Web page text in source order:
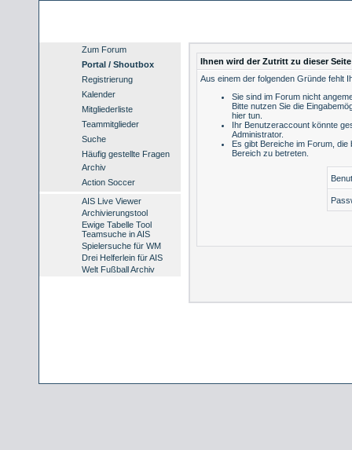
Zum Forum
Portal / Shoutbox
Registrierung
Kalender
Mitgliederliste
Teammitglieder
Suche
Häufig gestellte Fragen
Archiv
Action Soccer
AIS Live Viewer
Archivierungstool
Ewige Tabelle Tool
Teamsuche in AIS
Spielersuche für WM
Drei Helferlein für AIS
Welt Fußball Archiv
Ihnen wird der Zutritt zu dieser
Aus einem der folgenden Gründe fehlt
Sie sind im Forum nicht
Bitte nutzen Sie die
hier tun
Ihr Benutzeraccount könnte
Administrator.
Es gibt Bereiche im Forum,
Bereich zu betreten.